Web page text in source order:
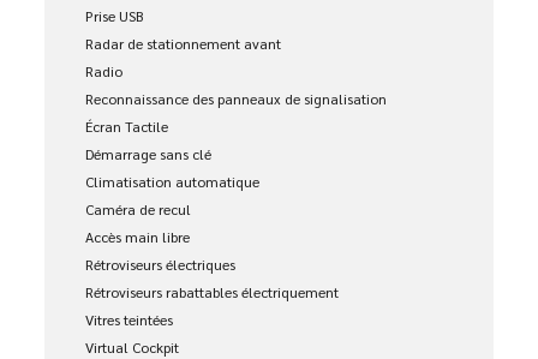
Prise USB
Radar de stationnement avant
Radio
Reconnaissance des panneaux de signalisation
Écran Tactile
Démarrage sans clé
Climatisation automatique
Caméra de recul
Accès main libre
Rétroviseurs électriques
Rétroviseurs rabattables électriquement
Vitres teintées
Virtual Cockpit